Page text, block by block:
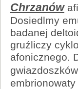
Chrzanów
Dosiedlmy
badanej
gruźliczy
afonicznego.